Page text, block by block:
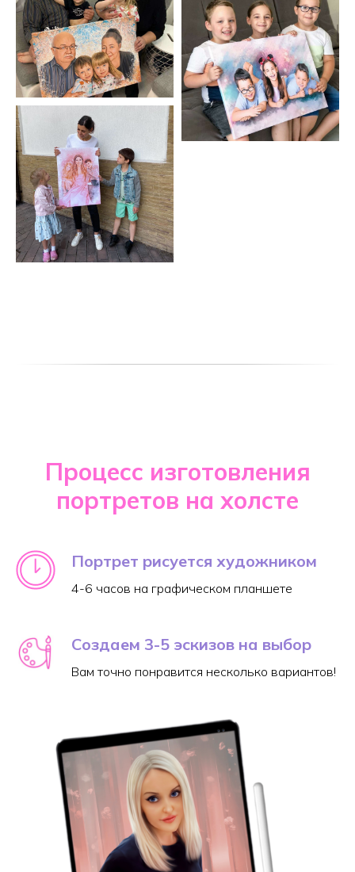
Процесс изготовления
портретов на холсте
Портрет рисуется художником
4-6 часов на графическом планшете
Создаем 3-5 эскизов на выбор
Вам точно понравится несколько вариантов!